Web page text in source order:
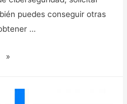
puedes conseguir otras
…
»